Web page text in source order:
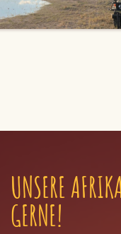
UNSERE
GERNE!